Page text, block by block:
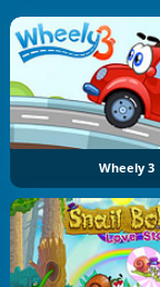
Wheely 3